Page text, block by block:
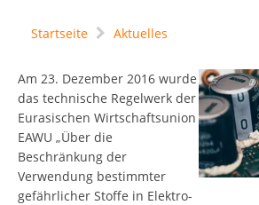
Startseite Aktuelles
Am 23. Dezember 2016 wurde
das technische Regelwerk der
Eurasischen Wirtschaftsunion
EAWU „Über die
Beschränkung der
Verwendung bestimmter
gefährlicher Stoffe in Elektro-